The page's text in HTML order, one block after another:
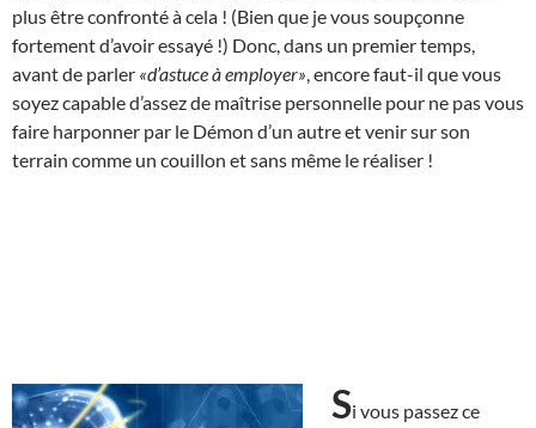
plus être confronté à cela ! (Bien que je vous soupçonne
fortement d’avoir essayé !) Donc, dans un premier temps,
avant de parler «d’astuce à employer» , encore faut-il que vous
soyez capable d’assez de maîtrise personnelle pour ne pas vous
faire harponner par le Démon d’un autre et venir sur son
terrain comme un couillon et sans même le réaliser !
Si vous passez ce